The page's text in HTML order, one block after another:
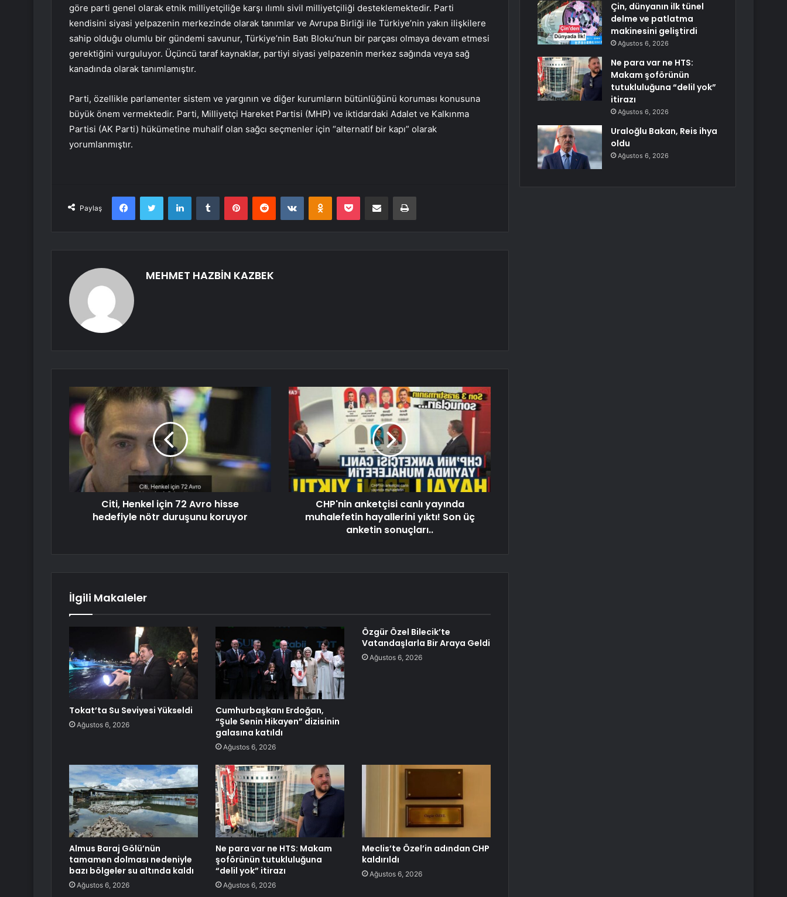
göre parti genel olarak etnik milliyetçiliğe karşı ılımlı sivil milliyetçiliği desteklemektedir. Parti
kendisini siyasi yelpazenin merkezinde olarak tanımlar ve Avrupa Birliği ile Türkiye’nin yakın ilişkilere
sahip olduğu olumlu bir gündemi savunur, Türkiye’nin Batı Bloku’nun bir parçası olmaya devam etmesi
gerektiğini vurguluyor. Üçüncü taraf kaynaklar, partiyi siyasi yelpazenin merkez sağında veya sağ
kanadında olarak tanımlamıştır.
Parti, özellikle parlamenter sistem ve yargının ve diğer kurumların bütünlüğünü koruması konusuna
büyük önem vermektedir. Parti, Milliyetçi Hareket Partisi (MHP) ve iktidardaki Adalet ve Kalkınma
Partisi (AK Parti) hükümetine muhalif olan sağcı seçmenler için “alternatif bir kapı” olarak
yorumlanmıştır.
Paylaş
FacebookTwitter LinkedInTumblr PinterestReddit VKontakteOdnoklassniki
Pocket E-Posta ile paylaş Yazdır
MEHMET HAZBİN KAZBEK
Citi, Henkel için 72 Avro hisse
hedefiyle nötr duruşunu koruyor
CHP'nin anketçisi canlı yayında
muhalefetin hayallerini yıktı! Son üç
anketin sonuçları..
İlgili Makaleler
Tokat’ta Su Seviyesi Yükseldi
Ağustos 6, 2026
Cumhurbaşkanı Erdoğan,
“Şule Senin Hikayen” dizisinin
galasına katıldı
Ağustos 6, 2026
Özgür Özel Bilecik’te
Vatandaşlarla Bir Araya Geldi
Ağustos 6, 2026
Almus Baraj Gölü’nün
tamamen dolması nedeniyle
bazı bölgeler su altında kaldı
Ağustos 6, 2026
Ne para var ne HTS: Makam
şoförünün tutukluluğuna
“delil yok” itirazı
Ağustos 6, 2026
Meclis’te Özel’in adından CHP
kaldırıldı
Ağustos 6, 2026
Çin, dünyanın ilk tünel
delme ve patlatma
makinesini geliştirdi
Ağustos 6, 2026
Ne para var ne HTS:
Makam şoförünün
tutukluluğuna “delil yok”
itirazı
Ağustos 6, 2026
Uraloğlu Bakan, Reis ihya
oldu
Ağustos 6, 2026